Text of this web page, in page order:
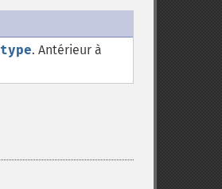
type. Antérieur à